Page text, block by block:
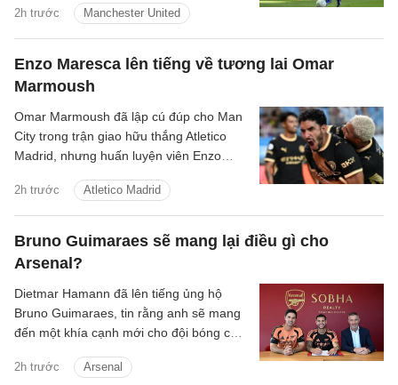
2h trước Manchester United
cho sân Old Trafford.
Enzo Maresca lên tiếng về tương lai Omar
Marmoush
2h trước Atletico Madrid
Omar Marmoush đã lập cú đúp cho Man
City trong trận giao hữu thắng Atletico
Madrid, nhưng huấn luyện viên Enzo
anh.
Bruno Guimaraes sẽ mang lại điều gì cho
Arsenal?
2h trước Arsenal
Dietmar Hamann đã lên tiếng ủng hộ
Bruno Guimaraes, tin rằng anh sẽ mang
đến một khía cạnh mới cho đội bóng của